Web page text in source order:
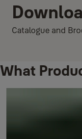
Catalogue and
What